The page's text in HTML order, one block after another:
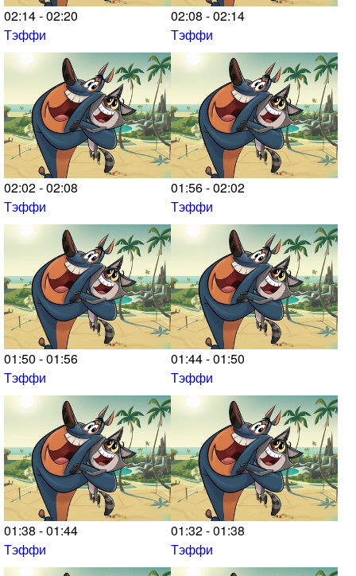
02:14 - 02:20
Тэффи
02:08 - 02:14
Тэффи
02:02 - 02:08
Тэффи
01:56 - 02:02
Тэффи
01:50 - 01:56
Тэффи
01:44 - 01:50
Тэффи
01:38 - 01:44
Тэффи
01:32 - 01:38
Тэффи